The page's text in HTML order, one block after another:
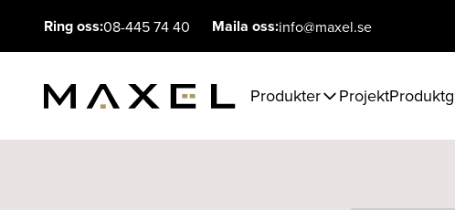
Ring oss:08-445 74 40 Maila oss:info@maxel.se
Produkter Projekt